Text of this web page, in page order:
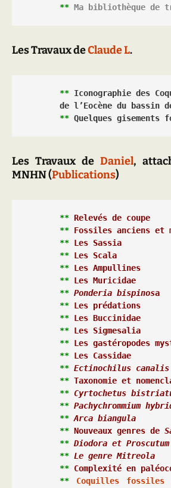
** Ma bibliothèque de
Les Travaux deClaude L.
** Iconographie des
de l’Eocène du bassin
** Quelques
Les Travaux de Daniel,
MNHN (Publications)
** Relevés de coupe
** Fossiles anciens et
** Les Sassia
** Les Scala
** Les Ampullines
** Les Muricidae
** Ponderia bispinosa
** Les prédations
** Les Buccinidae
** Les Sigmesalia
** Les gastéropodes
** Les Cassidae
** Ectinochilus canalis
** Taxonomie et
** Cyrtochetus
** Pachychrommium
** Arca biangula
** Nouveaux genres de
** Diodora et Proscutum
** Le genre Mitreola
** Complexité en
**
Coquilles